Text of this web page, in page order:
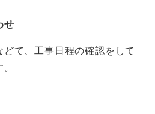
せ
どて、工事日程の確認をして